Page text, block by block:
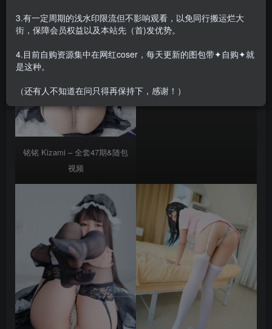
铭铭 Kizami – 全套47期&随包
视频
3.有一定周期的浅水印限流但不影响观看，以免同行搬运烂大
街，保障会员权益以及本站先（首)发优势。
4.目前自购资源集中在网红coser，每天更新的图包带✦自购✦就
是这种。
（还有人不知道在问只得再保持下，感谢！）